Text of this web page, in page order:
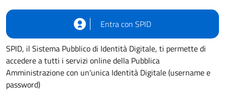
Entra con SPID
SPID, il Sistema Pubblico di Identità Digitale, ti permette di
accedere a tutti i servizi online della Pubblica
Amministrazione con un'unica Identità Digitale (username e
password)